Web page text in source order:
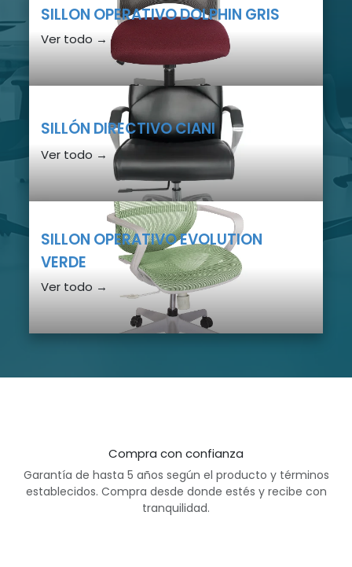
SILLON OPERATIVO DOLPHIN GRIS
Ver todo →
SILLÓN DIRECTIVO CIANI
Ver todo →
SILLON OPERATIVO EVOLUTION
VERDE
Ver todo →
Compra con confianza
Garantía de hasta 5 años según el producto y términos
establecidos. Compra desde donde estés y recibe con
tranquilidad.